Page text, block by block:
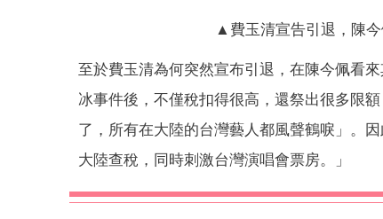
▲費玉清宣告引退，陳
至於費玉清為何突然宣布引退，在陳今佩看
冰事件後，不僅稅扣得很高，還祭出很多限
了，所有在大陸的台灣藝人都風聲鶴唳」。
大陸查稅，同時刺激台灣演唱會票房。」